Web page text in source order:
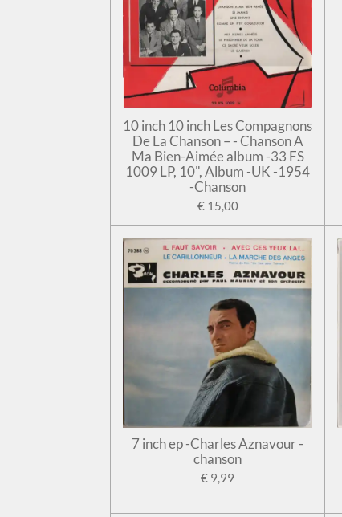
10 inch 10 inch Les Compagnons
De La Chanson – - Chanson A
Ma Bien-Aimée album -33 FS
1009 LP, 10", Album -UK -1954
-Chanson
€ 15,00
7 inch ep -Charles Aznavour -
chanson
€ 9,99